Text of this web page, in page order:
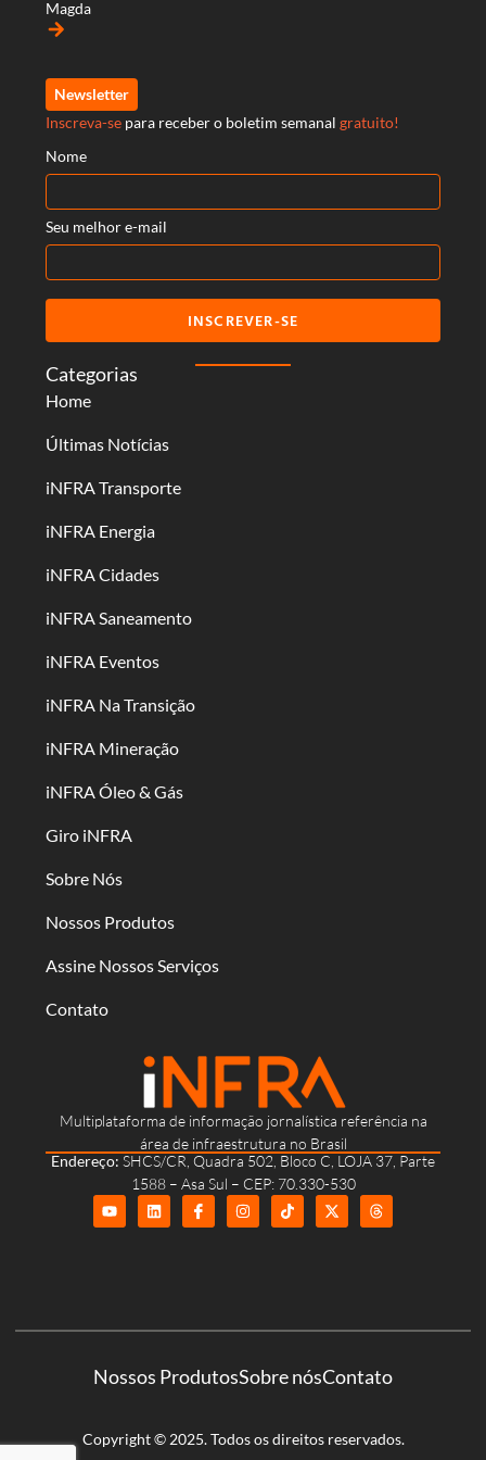
Multiplataforma de informação jornalística referência na
área de infraestrutura no Brasil
Endereço: SHCS/CR, Quadra 502, Bloco C, LOJA 37, Parte
1588 – Asa Sul – CEP: 70.330-530
Categorias
Home
Últimas Notícias
iNFRA Transporte
iNFRA Energia
iNFRA Cidades
iNFRA Saneamento
iNFRA Eventos
iNFRA Na Transição
iNFRA Mineração
iNFRA Óleo & Gás
Giro iNFRA
Sobre Nós
Nossos Produtos
Assine Nossos Serviços
Contato
Magda
arrow_forward
Newsletter
Inscreva-se para receber o boletim semanal gratuito!
Nome
Seu melhor e-mail
INSCREVER-SE
Nossos ProdutosSobre nósContato
Copyright © 2025. Todos os direitos reservados.